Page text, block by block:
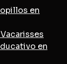
en
en